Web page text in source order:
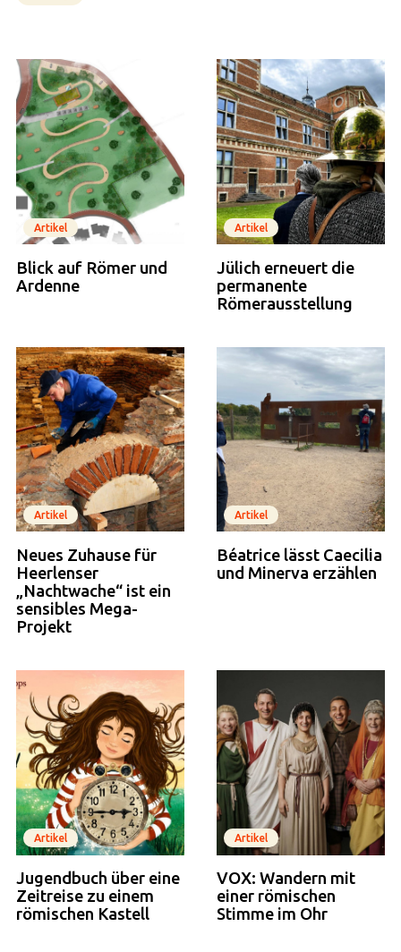
Artikel
Blick auf Römer und
Ardenne
Artikel
Jülich erneuert die
permanente
Römerausstellung
Artikel
Neues Zuhause für
Heerlenser
„Nachtwache“ ist ein
sensibles Mega-
Projekt
Artikel
Béatrice lässt Caecilia
und Minerva erzählen
Artikel
Jugendbuch über eine
Zeitreise zu einem
römischen Kastell
Artikel
VOX: Wandern mit
einer römischen
Stimme im Ohr